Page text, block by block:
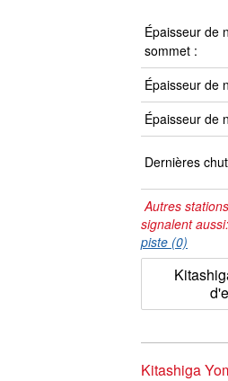
Épaisseur de
sommet :
Épaisseur de
Épaisseur de
Dernières
Autres
signalent aussi:
piste (0)
Kitashiga